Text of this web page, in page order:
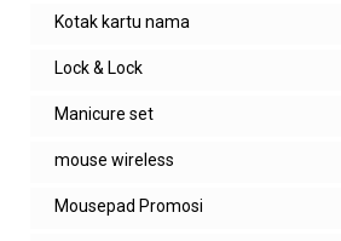
Kotak kartu nama
Lock & Lock
Manicure set
mouse wireless
Mousepad Promosi